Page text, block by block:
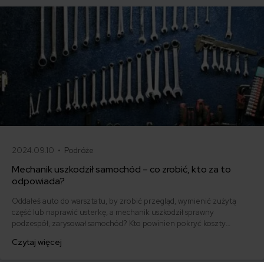
2024.09.10 • Podróże
Mechanik uszkodził samochód – co zrobić, kto za to
odpowiada?
Oddałeś auto do warsztatu, by zrobić przegląd, wymienić zużytą
część lub naprawić usterkę, a mechanik uszkodził sprawny
podzespół, zarysował samochód? Kto powinien pokryć koszty
Czytaj więcej